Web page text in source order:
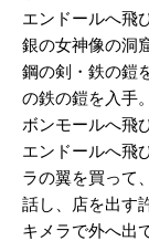
エンドールへ飛
銀の女神像の洞
鋼の剣・鉄の鎧
の鉄の鎧を入手
ボンモールへ飛
エンドールへ飛
ラの翼を買って
話し、店を出す
キメラで外へ出